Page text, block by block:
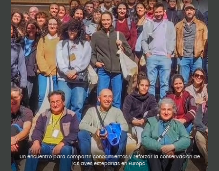
Un encuentro para compartir conocimientos y reforzar la conservación de
las aves esteparias en Europa.